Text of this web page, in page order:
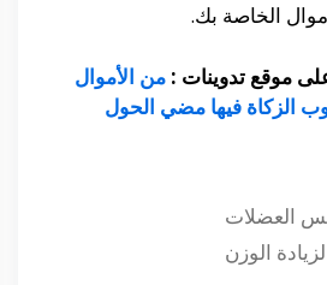
الخاصة بك.
موقع تدوينات : من الأموال
الزكاة فيها مضي الحول
العضلات
الوزن